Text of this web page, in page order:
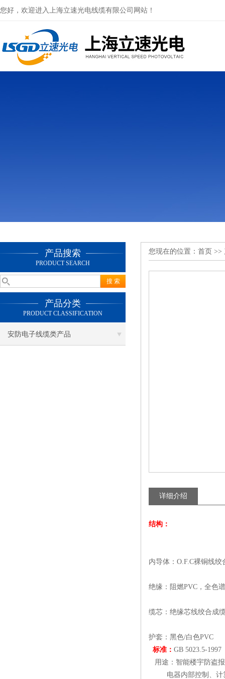
您好，欢迎进入上海立速光电线缆有限公司网站！
产品搜索
PRODUCT SEARCH
产品分类
PRODUCT CLASSIFICATION
安防电子线缆类产品
您现在的位置： 首页 >>
详细介绍
结构：
内导体：O.F.C裸铜线绞
绝缘：阻燃PVC，全色
缆芯：绝缘芯线绞合成
护套：黑色/白色PVC
标准： GB 5023.5-1997
用途：智能楼宇防盗
电器内部控制、计算